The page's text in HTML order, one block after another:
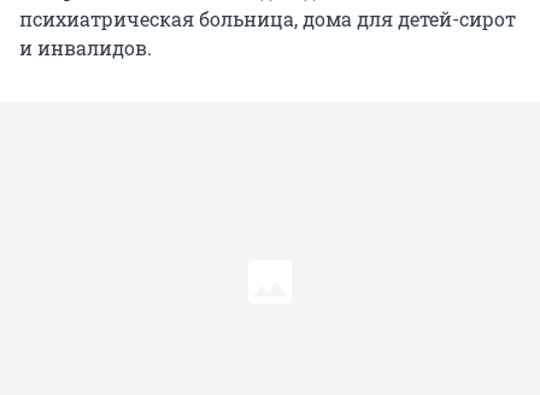
психиатрическая больница, дома для детей-сирот
и инвалидов.